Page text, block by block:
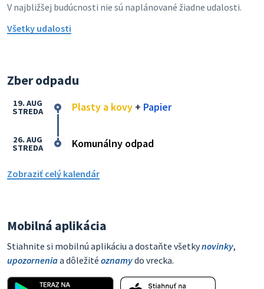
V najbližšej budúcnosti nie sú naplánované žiadne udalosti.
Všetky udalosti
Zber odpadu
Plasty a kovy + Papier
19. AUG
STREDA
Komunálny odpad
26. AUG
STREDA
Zobraziť celý kalendár
Mobilná aplikácia
Stiahnite si mobilnú aplikáciu a dostaňte všetkynovinky,
upozorneniaa dôležité oznamydo vrecka.